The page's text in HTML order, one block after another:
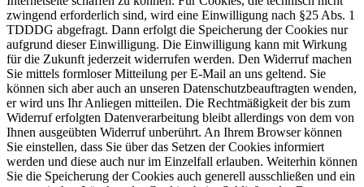
zwingend erforderlich sind, wird eine Einwilligung nach §25 Abs. 1
TDDDG abgefragt. Dann erfolgt die Speicherung der Cookies nur
aufgrund dieser Einwilligung. Die Einwilligung kann mit Wirkung
für die Zukunft jederzeit widerrufen werden. Den Widerruf machen
Sie mittels formloser Mitteilung per E-Mail an uns geltend. Sie
können sich aber auch an unseren Datenschutzbeauftragten wenden,
er wird uns Ihr Anliegen mitteilen. Die Rechtmäßigkeit der bis zum
Widerruf erfolgten Datenverarbeitung bleibt allerdings von dem von
Ihnen ausgeübten Widerruf unberührt. An Ihrem Browser können
Sie einstellen, dass Sie über das Setzen der Cookies informiert
werden und diese auch nur im Einzelfall erlauben. Weiterhin können
Sie die Speicherung der Cookies auch generell ausschließen und ein